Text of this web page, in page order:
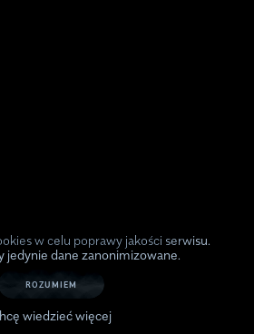
w celu poprawy jakości serwisu.
jedynie dane zanonimizowane.
ROZUMIEM
wiedzieć więcej